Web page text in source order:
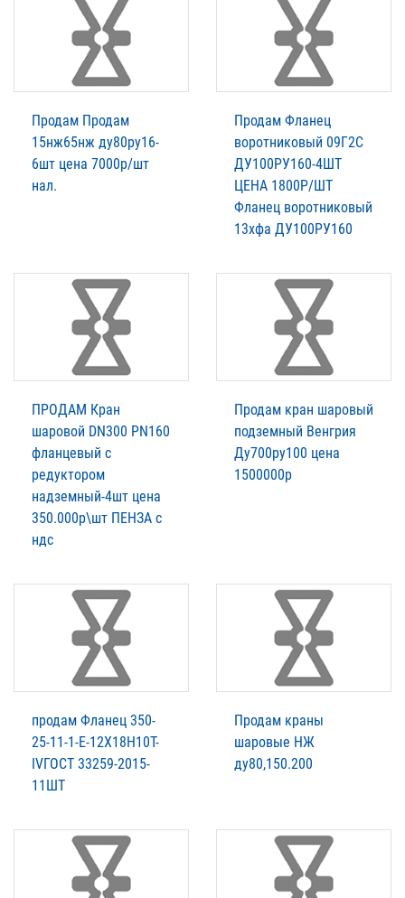
Продам Продам
15нж65нж ду80ру16-
6шт цена 7000р/шт
нал.
Продам Фланец
воротниковый 09Г2С
ДУ100РУ160-4ШТ
ЦЕНА 1800Р/ШТ
Фланец воротниковый
13хфа ДУ100РУ160
ПРОДАМ Кран
шаровой DN300 PN160
фланцевый с
редуктором
надземный-4шт цена
350.000р\шт ПЕНЗА с
ндс
Продам кран шаровый
подземный Венгрия
Ду700ру100 цена
1500000р
продам Фланец 350-
25-11-1-E-12Х18Н10Т-
IVГОСТ 33259-2015-
11ШТ
Продам краны
шаровые НЖ
ду80,150.200